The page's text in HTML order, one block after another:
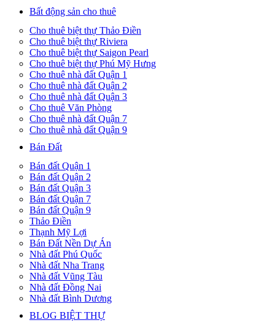
Bất động sản cho thuê
Cho thuê biệt thự Thảo Điền
Cho thuê biệt thự Riviera
Cho thuê biệt thự Saigon Pearl
Cho thuê biệt thự Phú Mỹ Hưng
Cho thuê nhà đất Quận 1
Cho thuê nhà đất Quận 2
Cho thuê nhà đất Quận 3
Cho thuê Văn Phòng
Cho thuê nhà đất Quận 7
Cho thuê nhà đất Quận 9
Bán Đất
Bán đất Quận 1
Bán đất Quận 2
Bán đất Quận 3
Bán đất Quận 7
Bán đất Quận 9
Thảo Điền
Thạnh Mỹ Lợi
Bán Đất Nền Dự Án
Nhà đất Phú Quốc
Nhà đất Nha Trang
Nhà đất Vũng Tàu
Nhà đất Đồng Nai
Nhà đất Bình Dương
BLOG BIỆT THỰ